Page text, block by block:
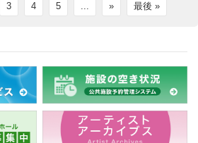
3 4 5 ... » 最後 »